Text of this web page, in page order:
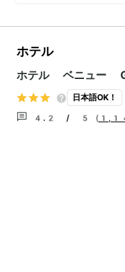
ホテル
ホテル ベニュー
日本語OK！
4.2 / 5 (